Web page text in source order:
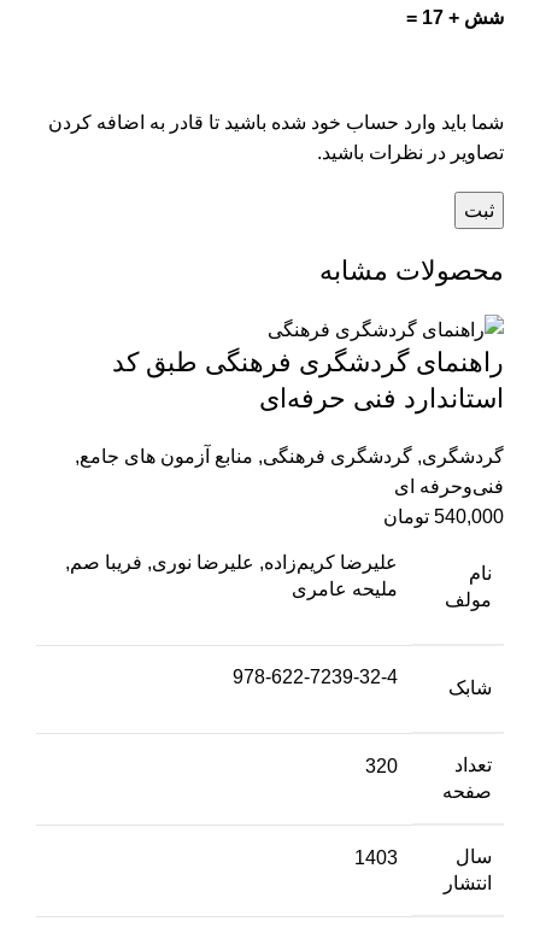
شش + 17 =
شما باید وارد حساب خود شده باشید تا قادر به اضافه کردن
تصاویر در نظرات باشید.
محصولات مشابه
راهنمای گردشگری فرهنگی طبق کد
استاندارد فنی حرفه‌ای
گردشگری, گردشگری فرهنگی, منابع آزمون های جامع,
فنی‌وحرفه‌ ای
540,000 تومان
نام
مولف
علیرضا کریم‌زاده, علیرضا نوری, فریبا صم,
ملیحه عامری
شابک
978-622-7239-32-4
تعداد
صفحه
320
سال
انتشار
1403